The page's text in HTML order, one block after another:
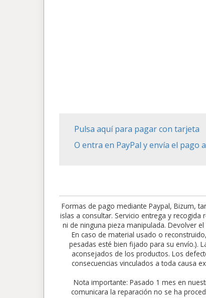
Pulsa aquí para pagar con tarjeta
O entra en PayPal y envía el pago
Formas de pago mediante Paypal, Bizum,
islas a consultar. Servicio entrega y
ni de ninguna pieza manipulada. Devolver
En caso de material usado o
pesadas esté bien fijado para su envío.).
aconsejados de los productos. Los
consecuencias vinculados a toda causa
Nota importante: Pasado 1 mes en
comunicara la reparación no se ha